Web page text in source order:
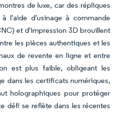
de luxe, car des répliques
l'aide d'usinage à commande
et d'impression 3D brouillent
les pièces authentiques et les
de revente en ligne et entre
est plus faible, obligeant les
dans les certificats numériques,
holographiques pour protéger
défi se reflète dans les récentes